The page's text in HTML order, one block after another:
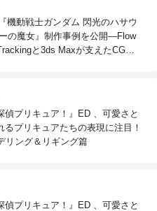
機動戦士ガンダム 閃光のハサウ
の魔女』制作事例を公開―Flow
と3ds Maxが支えたCG制
偵プリキュア！』ED 、可愛さと
るプリキュアたちの表現に注目！
リング＆リギング篇
偵プリキュア！』ED 、可愛さと